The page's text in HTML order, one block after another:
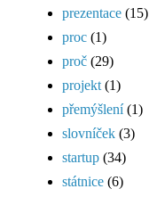
prezentace (15)
proc (1)
proč (29)
projekt (1)
přemýšlení (1)
slovníček (3)
startup (34)
státnice (6)